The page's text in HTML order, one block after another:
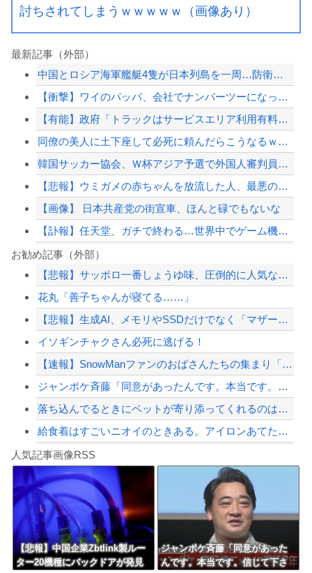
討ちされてしまうｗｗｗｗｗ（画像あり）
最新記事（外部）
中国とロシア海軍艦艇4隻が日本列島を一周…防衛省が全航路を公開！
【衝撃】ワイのパッパ、会社でナンバーツーになった結果ｗｗｗｗｗｗｗｗｗｗ
【有能】政府「トラックはサービスエリア利用有料化すればサボらず走るし流問題解決じ...
同僚の美人に土下座して必死に頼んだらこうなるｗｗｗ
韓国サッカー協会、Ｗ杯アジア予選で外国人審判員に性的接待か…韓国放送局が独占報道
【悲報】ウミガメの赤ちゃんを放流した人、最悪の行動だと叩かれるｗｗｗｗ
【画像】 日本共産党の街宣車、ほんと碌でもないな
【訃報】任天堂、ガチで終わる…世界中でゲーム機が売れなくなってしまった模様
【朗報】中居正広さん、また聖人エピソードが追加されるｗｗｗｗｗ
東大「貯金あと数年で尽きます」→研究者削減へ…
【緊急速報】NYで警官が黒人男性の首を絞め、暴動第二波不可避へ
Powered by livedoor 相互RSS
お勧め記事（外部）
【悲報】サッポロ一番しょうゆ味、圧倒的に人気なしｗｗｗｗｗｗｗｗｗｗ
花丸「善子ちゃんが寝てる……」
【悲報】生成AI、メモリやSSDだけでなく「マザーボード」まで値上げさせてしまい...
イソギンチャクさん必死に逃げる！
【速報】SnowManファンのおばさんたちの集まり「Snow Woman」、ライ...
ジャンポケ斉藤「同意があったんです。本当です。信じて下さい」 ←何でこの主張が通...
落ち込んでるときにペットが寄り添ってくれるのは本当になぐさめようとしてるの？
給食着はすごいニオイのときある。アイロンあてたときにむせ込むほどにクッッッサ！っ...
8/4のニュース
日本旅行キャンセルすべきか…1万年ぶり史上最大級の火山の兆し＝韓国の反応
更新中止のお知らせ
海外「おめでとうタキ！」リヴァプール南野がバースデーゴール！！
人気記事画像RSS
【悲報】中国企業Zbtlink製ルー
ター20機種にバックドアが発見
ジャンポケ斉藤「同意があった
んです。本当です。信じて下さ